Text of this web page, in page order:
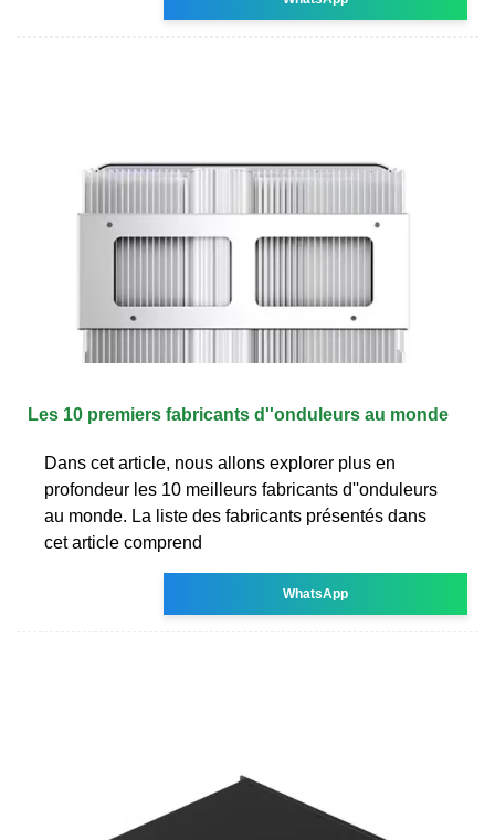
Les 10 premiers fabricants d''onduleurs au monde
Dans cet article, nous allons explorer plus en
profondeur les 10 meilleurs fabricants d''onduleurs
au monde. La liste des fabricants présentés dans
cet article comprend
WhatsApp